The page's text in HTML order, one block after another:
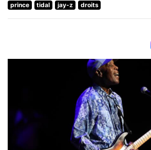
prince tidal jay-z droits